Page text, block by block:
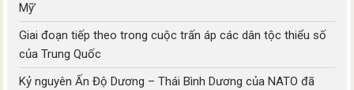
Mỹ’
Giai đoạn tiếp theo trong cuộc trấn áp các dân tộc thiểu số
của Trung Quốc
Kỷ nguyên Ấn Độ Dương – Thái Bình Dương của NATO đã